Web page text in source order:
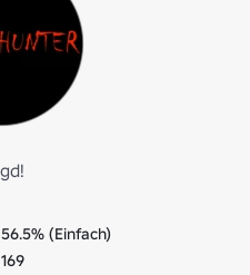
56.5% (Einfach)
169